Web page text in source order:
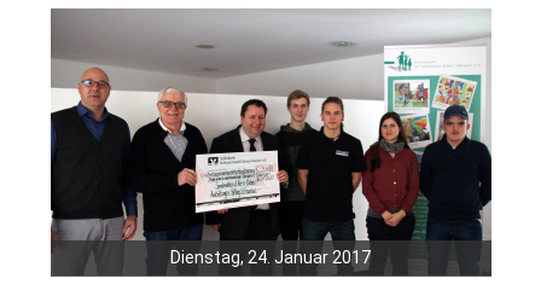
Dienstag, 24. Januar 2017